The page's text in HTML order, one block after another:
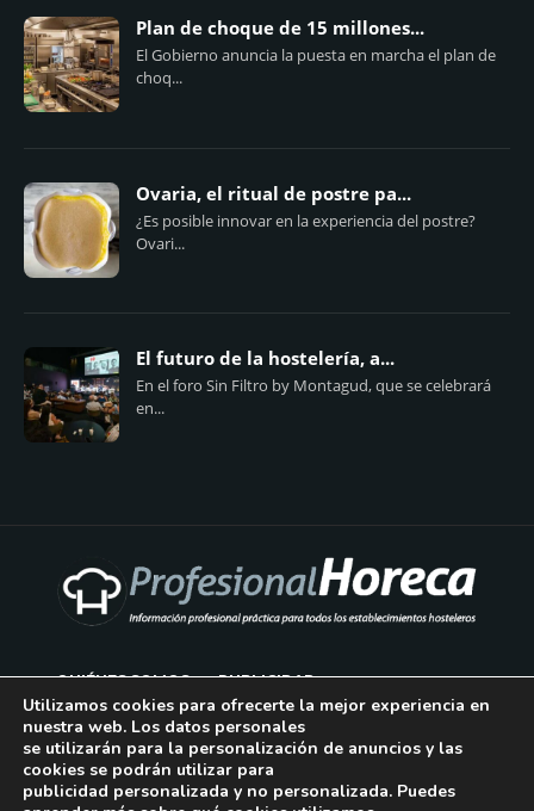
Plan de choque de 15 millones...
El Gobierno anuncia la puesta en marcha el plan de
choq...
Ovaria, el ritual de postre pa...
¿Es posible innovar en la experiencia del postre?
Ovari...
El futuro de la hostelería, a...
En el foro Sin Filtro by Montagud, que se celebrará
en...
QUIÉNES SOMOS PUBLICIDAD
AVISO LEGAL
POLÍTICA DE COOKIES
Utilizamos cookies para ofrecerte la mejor experiencia en
nuestra web. Los datos personales
se utilizarán para la personalización de anuncios y las
cookies se podrán utilizar para
publicidad personalizada y no personalizada. Puedes